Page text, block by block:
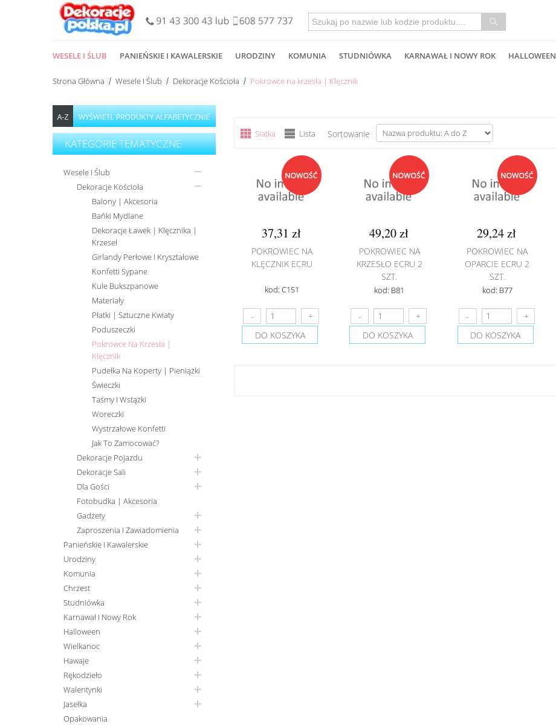
WESELE I ŚLUB PANIEŃSKIE I KAWALERSKIE URODZINY KOMUNIA STUDNIÓWKA KARNAWAŁ I NOWY ROK HALLOWEEN
Strona Główna Wesele I Ślub Dekoracje Kościoła Pokrowce na krzesła | Klęcznik
KATEGORIE TEMATYCZNE
Wesele I Ślub
Dekoracje Kościoła
Balony | Akcesoria
Bańki Mydlane
Dekoracje Ławek | Klęcznika |
Krzeseł
Girlandy Perłowe I Kryształowe
Konfetti Sypane
Kule Bukszpanowe
Materiały
Płatki | Sztuczne Kwiaty
Poduszeczki
Pokrowce Na Krzesła |
Klęcznik
Pudełka Na Koperty | Pieniążki
Świeczki
Taśmy I Wstążki
Woreczki
Wystrzałowe Konfetti
Jak To Zamocować?
Dekoracje Pojazdu
Dekoracje Sali
Dla Gości
Fotobudka | Akcesoria
Gadżety
Zaproszenia I Zawiadomienia
Panieńskie I Kawalerskie
Urodziny
Komunia
Chrzest
Studniówka
Karnawał I Nowy Rok
Halloween
Wielkanoc
Hawaje
Rękodzieło
Walentynki
Jasełka
Opakowania
Siatka Lista Sortowanie
37,31 zł
POKROWIEC NA
KLĘCZNIK ECRU
kod: C151
DO KOSZYKA
49,20 zł
POKROWIEC NA
KRZESŁO ECRU 2
SZT.
kod: B81
DO KOSZYKA
29,24 zł
POKROWIEC NA
OPARCIE ECRU 2
SZT.
kod: B77
DO KOSZYKA